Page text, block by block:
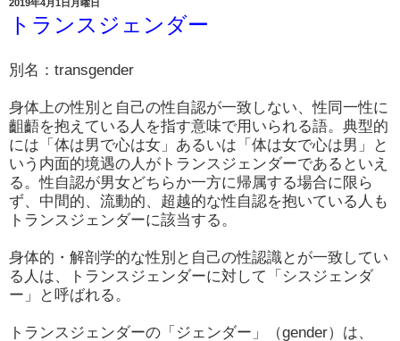
2019年4月1日月曜日
トランスジェンダー
別名： transgender
身体上の性別と自己の性自認が一致しない、性同一性に
齟齬を抱えている人を指す意味で用いられる語。典型的
には「体は男で心は女」あるいは「体は女で心は男」と
いう内面的境遇の人がトランスジェンダーであるといえ
る。性自認が男女どちらか一方に帰属する場合に限ら
ず、中間的、流動的、超越的な性自認を抱いている人も
トランスジェンダーに該当する。
身体的・解剖学的な性別と自己の性認識とが一致してい
る人は、トランスジェンダーに対して「シスジェンダ
ー」と呼ばれる。
トランスジェンダーの「ジェンダー」（gender）は、